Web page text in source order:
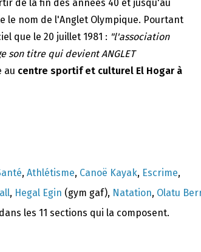
de la fin des années 40 et jusqu'au
le nom de l'Anglet Olympique. Pourtant
que le 20 juillet 1981 : "l'association
son titre qui devient ANGLET
au centre sportif et culturel El Hogar à
, Athlétisme, Canoë Kayak, Escrime,
, Hegal Egin (gym gaf), Natation, Olatu
les 11 sections qui la composent.